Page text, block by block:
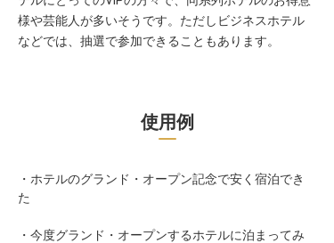
様や芸能人が多いそうです。ただしビジネスホテル
などでは、抽選で参加できることもあります。
使用例
・ホテルのグランド・オープン記念で安く宿泊でき
た
・今度グランド・オープンするホテルに泊まってみ